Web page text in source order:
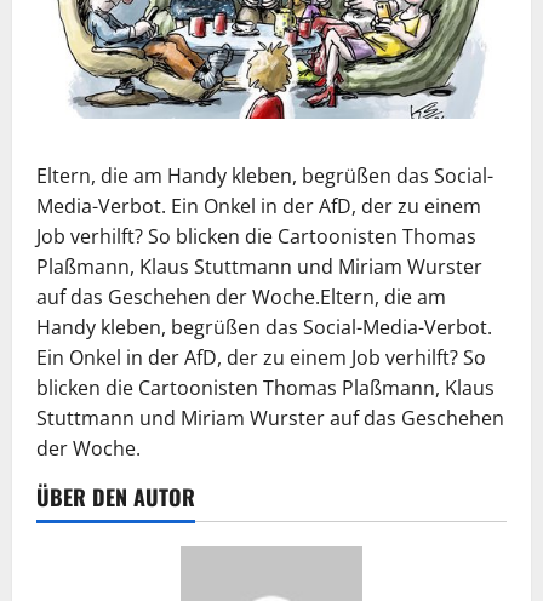
Eltern, die am Handy kleben, begrüßen das Social-
Media-Verbot. Ein Onkel in der AfD, der zu einem
Job verhilft? So blicken die Cartoonisten Thomas
Plaßmann, Klaus Stuttmann und Miriam Wurster
auf das Geschehen der Woche.Eltern, die am
Handy kleben, begrüßen das Social-Media-Verbot.
Ein Onkel in der AfD, der zu einem Job verhilft? So
blicken die Cartoonisten Thomas Plaßmann, Klaus
Stuttmann und Miriam Wurster auf das Geschehen
der Woche.
ÜBER DEN AUTOR